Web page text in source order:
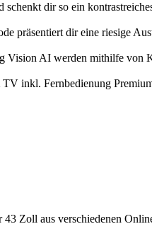
dir so ein
dir eine riesige
AI werden mithilfe von
inkl. Fernbedienung
43 Zoll aus verschiedenen